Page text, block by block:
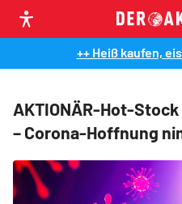
++ Heiß kaufen,
AKTIONÄR-Hot-
– Corona-Hoffnung